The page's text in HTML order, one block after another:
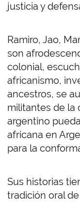
justicia y
Ramiro, Jao,
son
colonial,
africanismo,
ancestros, se
militantes de la
argentino
africana en
para la
Sus historias
tradición oral